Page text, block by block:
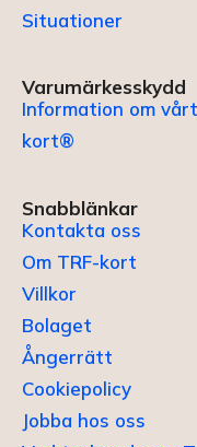
Situationer
Varumärkesskydd
Information om
kort®
Snabblänkar
Kontakta oss
Om TRF-kort
Villkor
Bolaget
Ångerrätt
Cookiepolicy
Jobba hos oss